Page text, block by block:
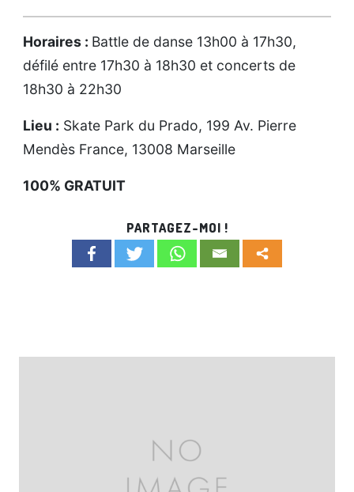
Horaires : Battle de danse 13h00 à 17h30,
défilé entre 17h30 à 18h30 et concerts de
18h30 à 22h30
Lieu : Skate Park du Prado, 199 Av. Pierre
Mendès France, 13008 Marseille
100% GRATUIT
PARTAGEZ-MOI !